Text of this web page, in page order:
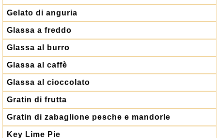
Gelato di anguria
Glassa a freddo
Glassa al burro
Glassa al caffè
Glassa al cioccolato
Gratin di frutta
Gratin di zabaglione pesche e mandorle
Key Lime Pie